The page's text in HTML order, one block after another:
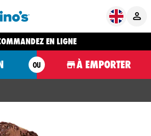
EN LIGNE
OU À EMPORTER